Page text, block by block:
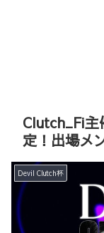
Clutch_Fi
定！出場メ
Devil Clutch杯